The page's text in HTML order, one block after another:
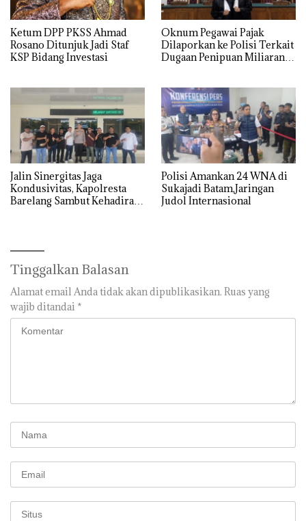
Ketum DPP PKSS Ahmad
Rosano Ditunjuk Jadi Staf
KSP Bidang Investasi
Oknum Pegawai Pajak
Dilaporkan ke Polisi Terkait
Dugaan Penipuan Miliaran
Jalin Sinergitas Jaga
Kondusivitas, Kapolresta
Barelang Sambut Kehadiran
Polisi Amankan 24 WNA di
Sukajadi Batam,Jaringan
Judol Internasional
Tinggalkan Balasan
Alamat email Anda tidak akan dipublikasikan. Ruas yang
wajib ditandai *